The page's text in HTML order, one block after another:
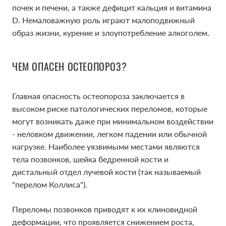
почек и печени, а также дефицит кальция и витамина
D. Немаловажную роль играют малоподвижный
образ жизни, курение и злоупотребление алкоголем.
ЧЕМ ОПАСЕН ОСТЕОПОРОЗ?
Главная опасность остеопороза заключается в
высоком риске патологических переломов, которые
могут возникать даже при минимальном воздействии
- неловком движении, легком падении или обычной
нагрузке. Наиболее уязвимыми местами являются
тела позвонков, шейка бедренной кости и
дистальный отдел лучевой кости (так называемый
"перелом Коллиса").
Переломы позвонков приводят к их клиновидной
деформации, что проявляется снижением роста,